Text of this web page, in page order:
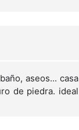
aseos... casa
de piedra. ideal